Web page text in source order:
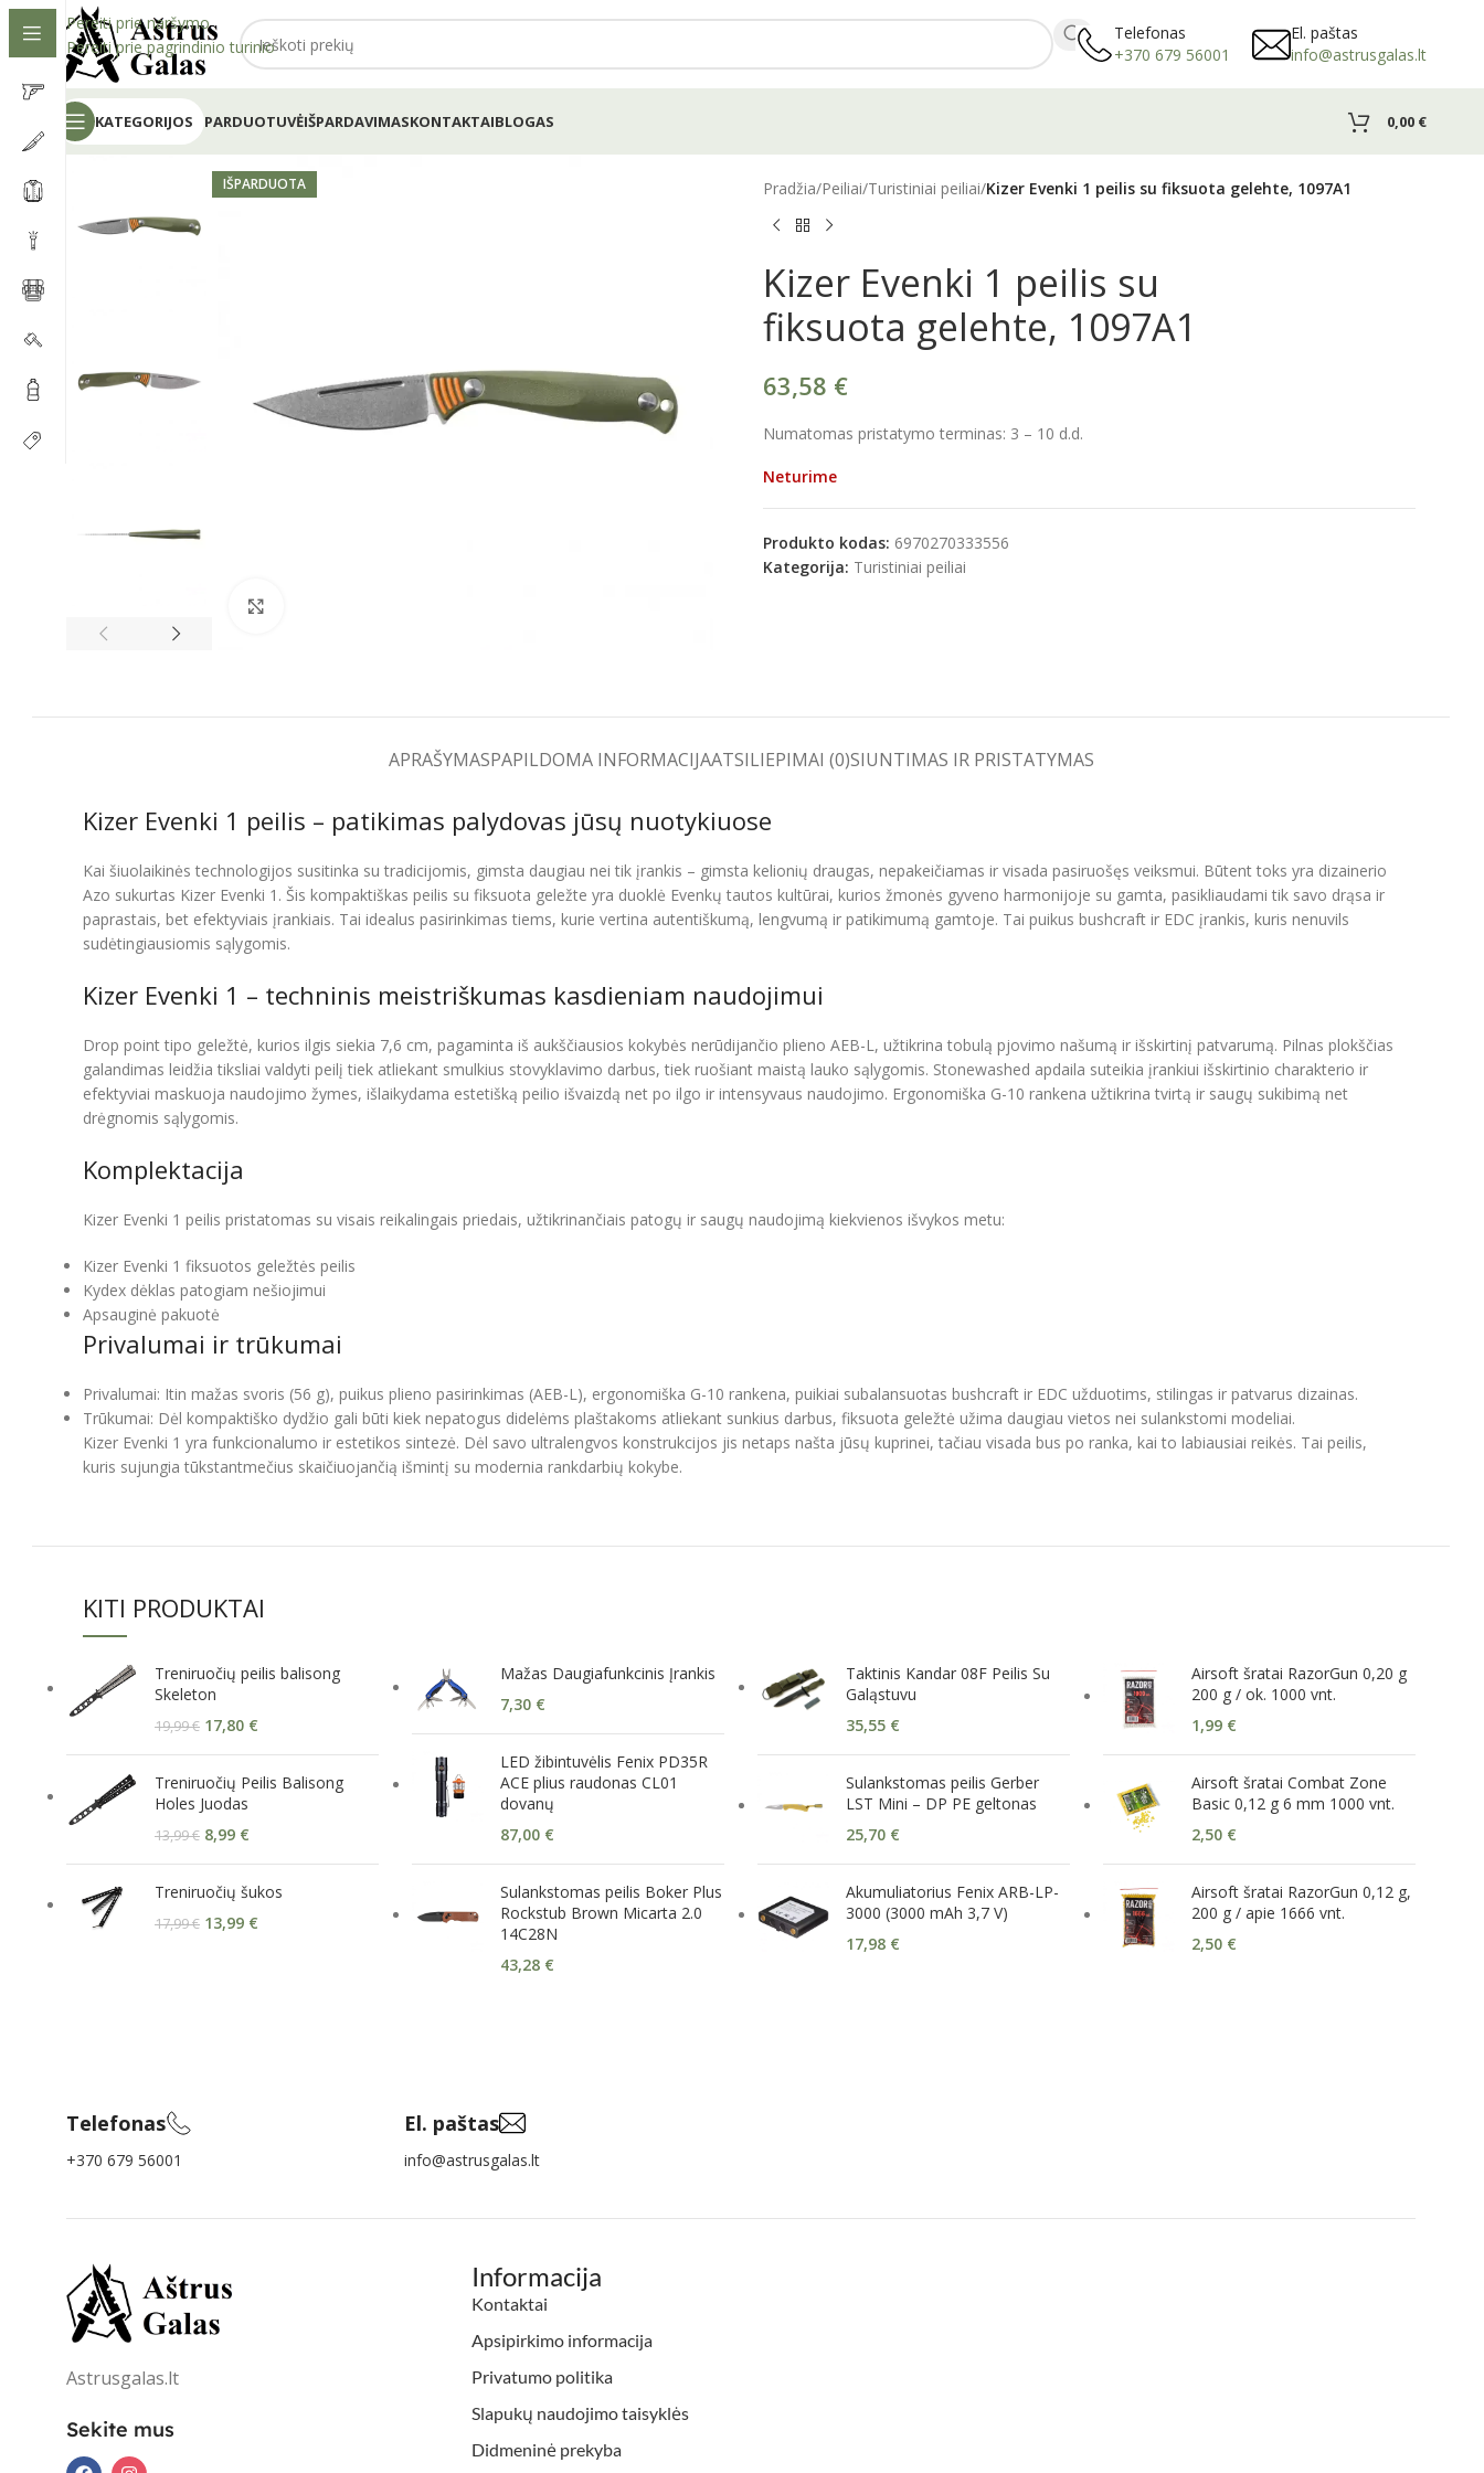
Pereiti prie naršymo
Pereiti prie pagrindinio turinio
Telefonas
+370 679 56001
El. paštas
info@astrusgalas.lt
KATEGORIJOS PARDUOTUVĖIŠPARDAVIMASKONTAKTAIBLOGAS 0,00 €
IŠPARDUOTA Pradžia/Peiliai/Turistiniai peiliai/Kizer Evenki 1 peilis su fiksuota gelehte, 1097A1
Kizer Evenki 1 peilis su
fiksuota gelehte, 1097A1
63,58 €
Numatomas pristatymo terminas: 3 – 10 d.d.
Neturime
Produkto kodas: 6970270333556
Kategorija: Turistiniai peiliai
APRAŠYMASPAPILDOMA INFORMACIJAATSILIEPIMAI (0)SIUNTIMAS IR PRISTATYMAS
Kizer Evenki 1 peilis – patikimas palydovas jūsų nuotykiuose
Kai šiuolaikinės technologijos susitinka su tradicijomis, gimsta daugiau nei tik įrankis – gimsta kelionių draugas, nepakeičiamas ir visada pasiruošęs veiksmui. Būtent toks yra dizainerio
Azo sukurtas Kizer Evenki 1. Šis kompaktiškas peilis su fiksuota geležte yra duoklė Evenkų tautos kultūrai, kurios žmonės gyveno harmonijoje su gamta, pasikliaudami tik savo drąsa ir
paprastais, bet efektyviais įrankiais. Tai idealus pasirinkimas tiems, kurie vertina autentiškumą, lengvumą ir patikimumą gamtoje. Tai puikus bushcraft ir EDC įrankis, kuris nenuvils
sudėtingiausiomis sąlygomis.
Kizer Evenki 1 – techninis meistriškumas kasdieniam naudojimui
Drop point tipo geležtė, kurios ilgis siekia 7,6 cm, pagaminta iš aukščiausios kokybės nerūdijančio plieno AEB-L, užtikrina tobulą pjovimo našumą ir išskirtinį patvarumą. Pilnas plokščias
galandimas leidžia tiksliai valdyti peilį tiek atliekant smulkius stovyklavimo darbus, tiek ruošiant maistą lauko sąlygomis. Stonewashed apdaila suteikia įrankiui išskirtinio charakterio ir
efektyviai maskuoja naudojimo žymes, išlaikydama estetišką peilio išvaizdą net po ilgo ir intensyvaus naudojimo. Ergonomiška G-10 rankena užtikrina tvirtą ir saugų sukibimą net
drėgnomis sąlygomis.
Komplektacija
Kizer Evenki 1 peilis pristatomas su visais reikalingais priedais, užtikrinančiais patogų ir saugų naudojimą kiekvienos išvykos metu:
Kizer Evenki 1 fiksuotos geležtės peilis
Kydex dėklas patogiam nešiojimui
Apsauginė pakuotė
Privalumai ir trūkumai
Privalumai: Itin mažas svoris (56 g), puikus plieno pasirinkimas (AEB-L), ergonomiška G-10 rankena, puikiai subalansuotas bushcraft ir EDC užduotims, stilingas ir patvarus dizainas.
Trūkumai: Dėl kompaktiško dydžio gali būti kiek nepatogus didelėms plaštakoms atliekant sunkius darbus, fiksuota geležtė užima daugiau vietos nei sulankstomi modeliai.
Kizer Evenki 1 yra funkcionalumo ir estetikos sintezė. Dėl savo ultralengvos konstrukcijos jis netaps našta jūsų kuprinei, tačiau visada bus po ranka, kai to labiausiai reikės. Tai peilis,
kuris sujungia tūkstantmečius skaičiuojančią išmintį su modernia rankdarbių kokybe.
KITI PRODUKTAI
Treniruočių peilis balisong
Skeleton
19,99€ 17,80 €
Treniruočių Peilis Balisong
Holes Juodas
13,99€ 8,99 €
Treniruočių šukos
17,99€ 13,99 €
Mažas Daugiafunkcinis Įrankis
7,30 €
LED žibintuvėlis Fenix PD35R
ACE plius raudonas CL01
dovanų
87,00 €
Sulankstomas peilis Boker Plus
Rockstub Brown Micarta 2.0
14C28N
43,28 €
Taktinis Kandar 08F Peilis Su
Galąstuvu
35,55 €
Sulankstomas peilis Gerber
LST Mini – DP PE geltonas
25,70 €
Akumuliatorius Fenix ARB-LP-
3000 (3000 mAh 3,7 V)
17,98 €
Airsoft šratai RazorGun 0,20 g
200 g / ok. 1000 vnt.
1,99 €
Airsoft šratai Combat Zone
Basic 0,12 g 6 mm 1000 vnt.
2,50 €
Airsoft šratai RazorGun 0,12 g,
200 g / apie 1666 vnt.
2,50 €
Telefonas
+370 679 56001
El. paštas
info@astrusgalas.lt
Astrusgalas.lt
Sekite mus
Informacija
Kontaktai
Apsipirkimo informacija
Privatumo politika
Slapukų naudojimo taisyklės
Didmeninė prekyba